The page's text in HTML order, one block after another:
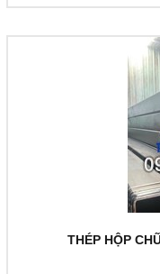
THÉP HỘP